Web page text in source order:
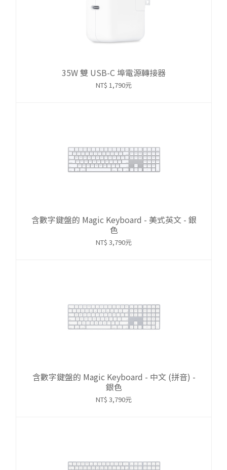
35W 雙 USB-C 埠電源轉接器
NT$ 1,790元
含數字鍵盤的 Magic Keyboard - 美式英文 - 銀
色
NT$ 3,790元
含數字鍵盤的 Magic Keyboard - 中文 (拼音) -
銀色
NT$ 3,790元